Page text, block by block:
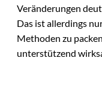
Veränderungen
Das ist allerdings
Methoden zu
unterstützend